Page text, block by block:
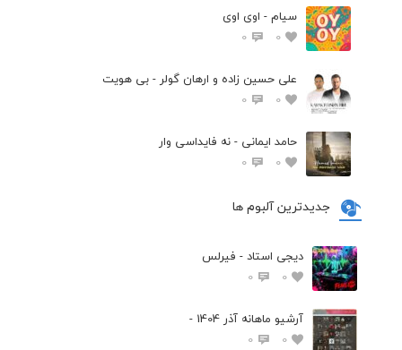
سیام - اوی اوی
0
0
علی حسین زاده و ارهان گولر - بی هویت
0
0
حامد ایمانی - نه فایداسی وار
0
0
جدیدترین آلبوم ها
دیجی استاد - فیرلس
0
0
آرشیو ماهانه آذر 1404 -
0
0